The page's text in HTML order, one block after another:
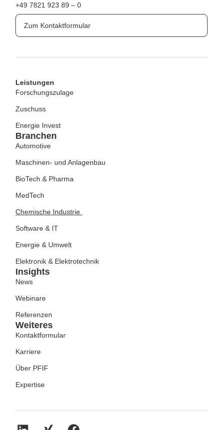
+49 7821 923 89 – 0
Zum Kontaktformular
Leistungen
Forschungszulage
Zuschuss
Energie Invest
Branchen
Automotive
Maschinen- und Anlagenbau
BioTech & Pharma
MedTech
Chemische Industrie
Software & IT
Energie & Umwelt
Elektronik & Elektrotechnik
Insights
News
Webinare
Referenzen
Weiteres
Kontaktformular
Karriere
Über PFIF
Expertise